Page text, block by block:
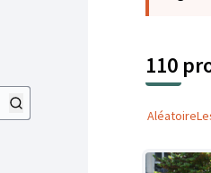
110
Aléatoire